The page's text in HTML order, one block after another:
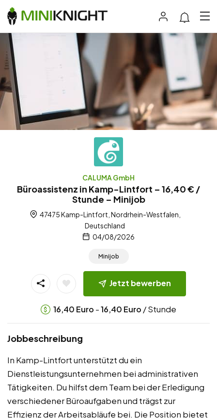
CALUMA GmbH
Büroassistenz in Kamp-Lintfort – 16,40 € /
Stunde – Minijob
47475 Kamp-Lintfort, Nordrhein-Westfalen,
Deutschland
04/08/2026
Minijob
Jetzt bewerben
16,40 Euro -16,40 Euro / Stunde
Jobbeschreibung
In Kamp-Lintfort unterstützt du ein
Dienstleistungsunternehmen bei administrativen
Tätigkeiten. Du hilfst dem Team bei der Erledigung
verschiedener Büroaufgaben und trägst zur
Effizienz der Arbeitsabläufe bei. Die Position bietet